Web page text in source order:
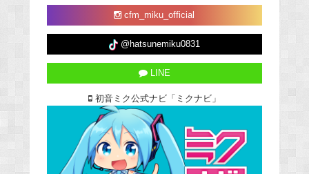
cfm_miku_official
@hatsunemiku0831
LINE
初音ミク公式ナビ「ミクナビ」